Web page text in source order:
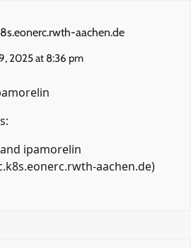
aachen.de
2025 at 8:36 pm
ipamorelin
aachen.de)